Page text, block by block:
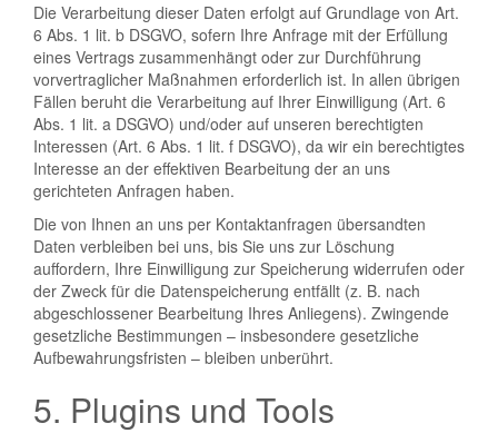
Die Verarbeitung dieser Daten erfolgt auf Grundlage von Art.
6 Abs. 1 lit. b DSGVO, sofern Ihre Anfrage mit der Erfüllung
eines Vertrags zusammenhängt oder zur Durchführung
vorvertraglicher Maßnahmen erforderlich ist. In allen übrigen
Fällen beruht die Verarbeitung auf Ihrer Einwilligung (Art. 6
Abs. 1 lit. a DSGVO) und/oder auf unseren berechtigten
Interessen (Art. 6 Abs. 1 lit. f DSGVO), da wir ein berechtigtes
Interesse an der effektiven Bearbeitung der an uns
gerichteten Anfragen haben.
Die von Ihnen an uns per Kontaktanfragen übersandten
Daten verbleiben bei uns, bis Sie uns zur Löschung
auffordern, Ihre Einwilligung zur Speicherung widerrufen oder
der Zweck für die Datenspeicherung entfällt (z. B. nach
abgeschlossener Bearbeitung Ihres Anliegens). Zwingende
gesetzliche Bestimmungen – insbesondere gesetzliche
Aufbewahrungsfristen – bleiben unberührt.
5. Plugins und Tools